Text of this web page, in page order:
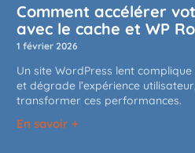
Comment accélérer
avec le cache et WP
1 février 2026
Un site WordPress lent
et dégrade l’expérience
transformer ces performances.
En savoir +